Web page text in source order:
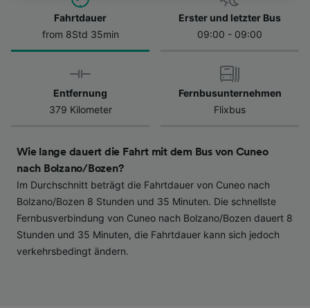
Fahrtdauer
from 8Std 35min
Erster und letzter Bus
09:00 - 09:00
Entfernung
379 Kilometer
Fernbusunternehmen
Flixbus
Wie lange dauert die Fahrt mit dem Bus von Cuneo
nach Bolzano/Bozen?
Im Durchschnitt beträgt die Fahrtdauer von Cuneo nach
Bolzano/Bozen 8 Stunden und 35 Minuten. Die schnellste
Fernbusverbindung von Cuneo nach Bolzano/Bozen dauert 8
Stunden und 35 Minuten, die Fahrtdauer kann sich jedoch
verkehrsbedingt ändern.
Datenschutzrichtlinie. Diese Präferenzen
werden unseren Partnern signalisiert und
haben keinen Einfluss auf Surfdaten. Ihre
Daten werden nicht für Tracking-Zwecke
verwendet, wenn Sie uns gebeten haben, Ihr
Surfverhalten nicht zu verfolgen.
Folgendes bereitzustellen:
Verwendung genauer Standortdaten.
Endgeräteeigenschaften zur Identifikation
aktiv abfragen. Speichern von oder Zugriff auf
Informationen auf einem Endgerät.
Personalisierte Werbung und Inhalte, Messung
von Werbeleistung und der Performance von
Inhalten, Zielgruppenforschung sowie
Entwicklung und Verbesserung von